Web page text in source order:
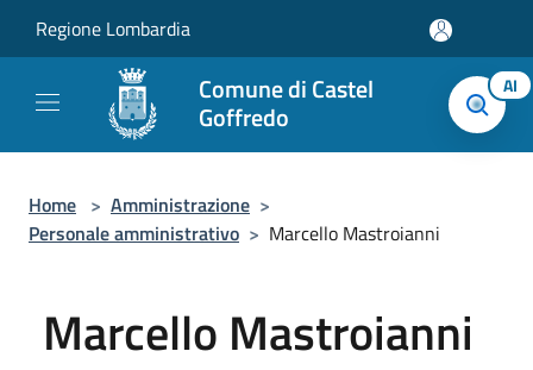
Regione Lombardia
Comune di Castel
Goffredo
AI
Home > Amministrazione >
Personale amministrativo > Marcello Mastroianni
Marcello Mastroianni